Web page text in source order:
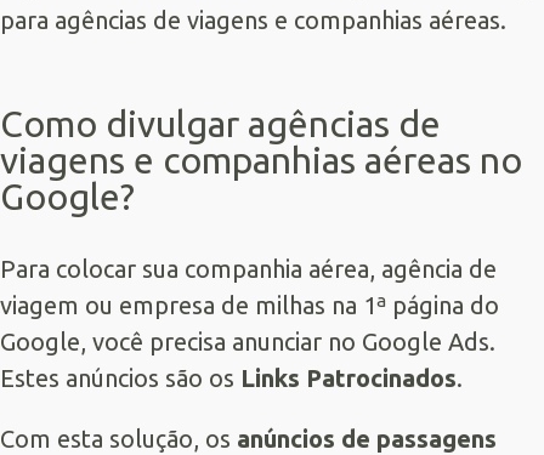
para agências de viagens e companhias aéreas.
Como divulgar agências de
viagens e companhias aéreas no
Google?
Para colocar sua companhia aérea, agência de
viagem ou empresa de milhas na 1ª página do
Google, você precisa anunciar no Google Ads.
Estes anúncios são os Links Patrocinados.
Com esta solução, os anúncios de passagens